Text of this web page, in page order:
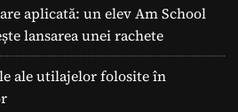
aplicată: un elev Am School
lansarea unei rachete
ale utilajelor folosite în